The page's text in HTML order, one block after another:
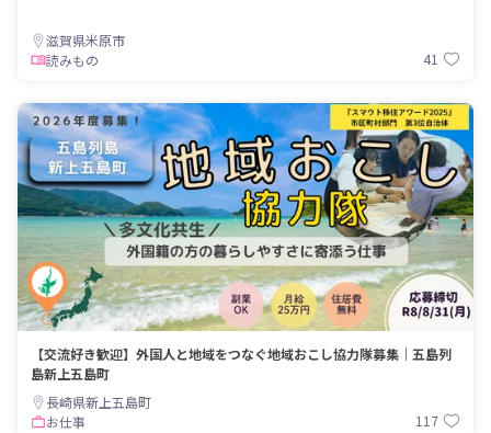
滋賀県米原市
読みもの
41
【交流好き歓迎】外国人と地域をつなぐ地域おこし協力隊募集｜五島列
島新上五島町
長崎県新上五島町
お仕事
117